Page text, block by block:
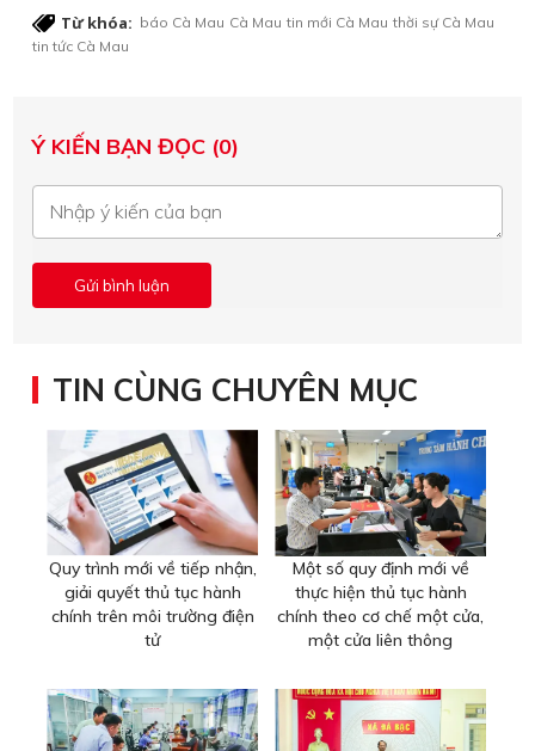
Từ khóa: báo Cà Mau Cà Mau tin mới Cà Mau thời sự Cà Mau
tin tức Cà Mau
Ý KIẾN BẠN ĐỌC (0)
TIN CÙNG CHUYÊN MỤC
Quy trình mới về tiếp nhận,
giải quyết thủ tục hành
chính trên môi trường điện
tử
Một số quy định mới về
thực hiện thủ tục hành
chính theo cơ chế một cửa,
một cửa liên thông